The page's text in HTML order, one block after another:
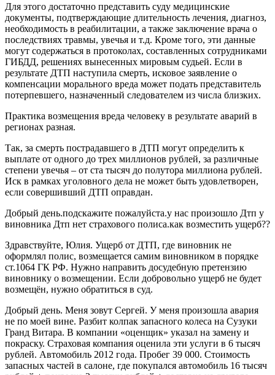
Для этого достаточно представить суду медицинские
документы, подтверждающие длительность лечения, диагноз,
необходимость в реабилитации, а также заключение врача о
последствиях травмы, увечья и т.д. Кроме того, эти данные
могут содержаться в протоколах, составленных сотрудниками
ГИБДД, решениях вынесенных мировым судьей. Если в
результате ДТП наступила смерть, исковое заявление о
компенсации морального вреда может подать представитель
потерпевшего, назначенный следователем из числа близких.
Практика возмещения вреда человеку в результате аварий в
регионах разная.
Так, за смерть пострадавшего в ДТП могут определить к
выплате от одного до трех миллионов рублей, за различные
степени увечья – от ста тысяч до полутора миллиона рублей.
Иск в рамках уголовного дела не может быть удовлетворен,
если совершивший ДТП оправдан.
Добрый день.подскажите пожалуйста.у нас произошло Дтп у
виновника Дтп нет страхового полиса.как возместить ущерб??
Здравствуйте, Юлия. Ущерб от ДТП, где виновник не
оформлял полис, возмещается самим виновником в порядке
ст.1064 ГК РФ. Нужно направить досудебную претензию
виновнику о возмещении. Если добровольно ущерб не будет
возмещён, нужно обратиться в суд.
Добрый день. Меня зовут Сергей. У меня произошла авария
не по моей вине. Разбит колпак запасного колеса на Сузуки
Гранд Витара. В компании «оценщик» указал на замену и
покраску. Страховая компания оценила эти услуги в 6 тысяч
рублей. Автомобиль 2012 года. Пробег 39 000. Стоимость
запасных частей в салоне, где покупался автомобиль 16 тысяч